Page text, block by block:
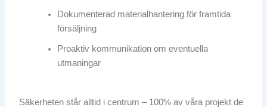
Dokumenterad materialhantering för framtida
försäljning
Proaktiv kommunikation om eventuella
utmaningar
Säkerheten står alltid i centrum – 100% av våra projekt de